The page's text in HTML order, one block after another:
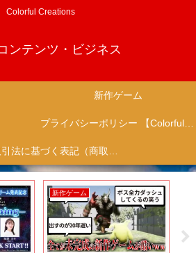
Colorful Creations
ンテンツ・ビジネス
新作ゲーム
プライバシーポリシー 【Colorful Creation】
特定商取引法に基づく表記（商取引に関する開示）
新作ゲーム